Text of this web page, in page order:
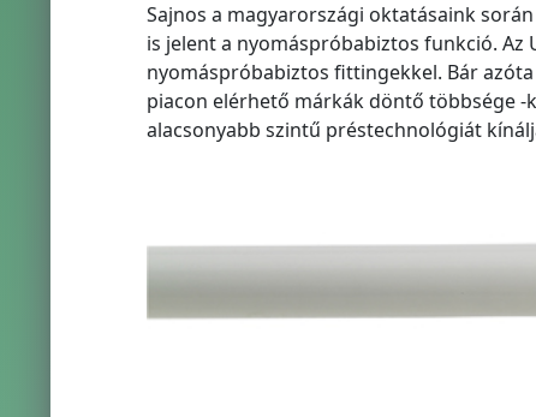
Sajnos a magyarországi oktatásaink
is jelent a nyomáspróbabiztos funkció. Az
nyomáspróbabiztos fittingekkel. Bár
piacon elérhető márkák döntő többsége
alacsonyabb szintű préstechnológiát